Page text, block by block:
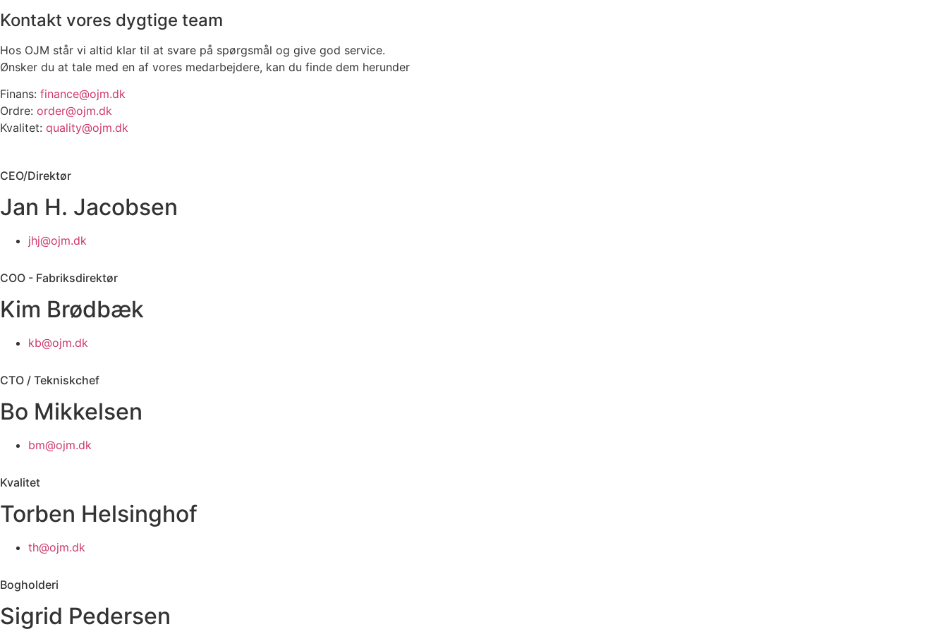
Kontakt vores dygtige team
Hos OJM står vi altid klar til at svare på spørgsmål og give god service.
Ønsker du at tale med en af vores medarbejdere, kan du finde dem herunder
Finans: finance@ojm.dk
Ordre: order@ojm.dk
Kvalitet: quality@ojm.dk
CEO/Direktør
Jan H. Jacobsen
jhj@ojm.dk
COO - Fabriksdirektør
Kim Brødbæk
kb@ojm.dk
CTO / Tekniskchef
Bo Mikkelsen
bm@ojm.dk
Kvalitet
Torben Helsinghof
th@ojm.dk
Bogholderi
Sigrid Pedersen